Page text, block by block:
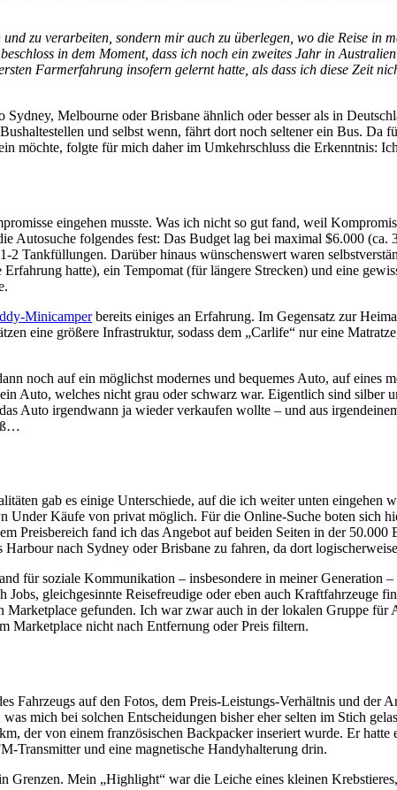
zu verarbeiten, sondern mir auch zu überlegen, wo die Reise in
in dem Moment, dass ich noch ein zweites Jahr in
Farmerfahrung insofern gelernt hatte, als dass ich diese Zeit
Melbourne oder Brisbane ähnlich oder besser als in
und selbst wenn, fährt dort noch seltener ein Bus. Da
möchte, folgte für mich daher im Umkehrschluss die Erkenntnis:
eingehen musste. Was ich nicht so gut fand, weil
Autosuche folgendes fest: Das Budget lag bei maximal $6.000
Tankfüllungen. Darüber hinaus wünschenswert waren
hatte), ein Tempomat (für längere Strecken) und eine
Minicamperbereits einiges an Erfahrung. Im Gegensatz zur
eine größere Infrastruktur, sodass dem „Carlife“ nur eine
noch auf ein möglichst modernes und bequemes Auto, auf eines
Auto, welches nicht grau oder schwarz war. Eigentlich sind silber
Auto irgendwann ja wieder verkaufen wollte – und aus
gab es einige Unterschiede, auf die ich weiter unten eingehen
Under Käufe von privat möglich. Für die Online-Suche boten sich
Preisbereich fand ich das Angebot auf beiden Seiten in der 50.000
nach Sydney oder Brisbane zu fahren, da dort
für soziale Kommunikation – insbesondere in meiner Generation
gleichgesinnte Reisefreudige oder eben auch Kraftfahrzeuge
gefunden. Ich war zwar auch in der lokalen Gruppe für
Marketplace nicht nach Entfernung oder Preis filtern.
Fahrzeugs auf den Fotos, dem Preis-Leistungs-Verhältnis und der
mich bei solchen Entscheidungen bisher eher selten im Stich
der von einem französischen Backpacker inseriert wurde. Er hatte
Transmitter und eine magnetische Handyhalterung drin.
Grenzen. Mein „Highlight“ war die Leiche eines kleinen